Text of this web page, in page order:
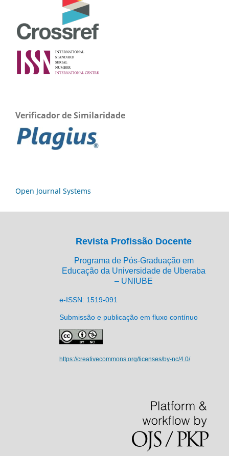
Verificador de Similaridade
Open Journal Systems
Revista Profissão Docente
Programa de Pós-Graduação em
Educação da Universidade de Uberaba
– UNIUBE
e-ISSN: 1519-091
Submissão e publicação em fluxo contínuo
https://creativecommons.org/licenses/by-nc/4.0/